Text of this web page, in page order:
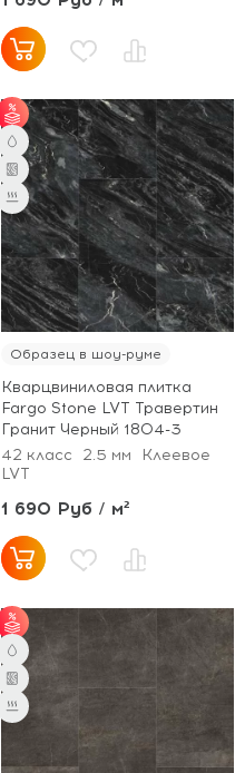
от 60 м² - скидка 6%.
Образец в шоу-руме
Кварцвиниловая плитка
Fargo Stone LVT Травертин
Гранит Черный 1804-3
42 класс
2.5 мм
Клеевое
LVT
1 690 Руб / м²
от 60 м² - скидка 6%.